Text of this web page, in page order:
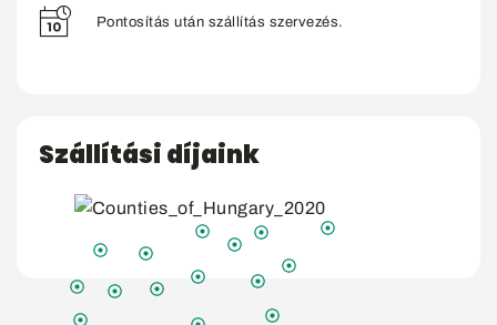
Pontosítás után szállítás szervezés.
Szállítási díjaink